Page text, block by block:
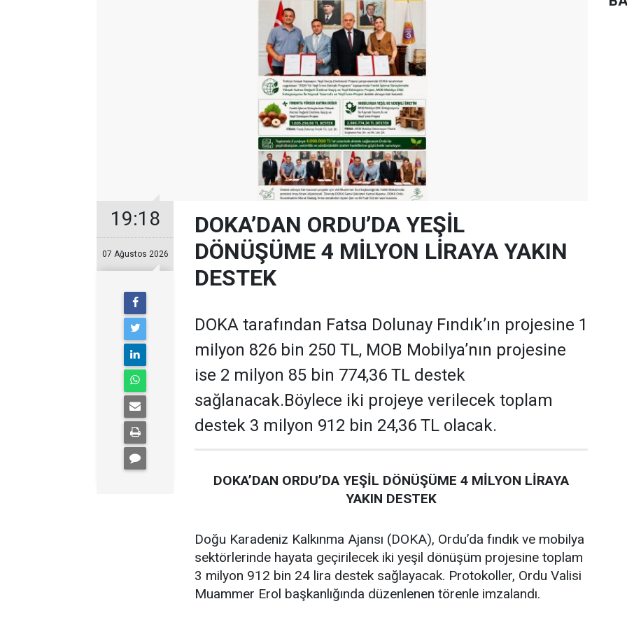
19:18
07 Ağustos 2026
DOKA’DAN ORDU’DA YEŞİL
DÖNÜŞÜME 4 MİLYON LİRAYA YAKIN
DESTEK
DOKA tarafından Fatsa Dolunay Fındık’ın projesine 1
milyon 826 bin 250 TL, MOB Mobilya’nın projesine
ise 2 milyon 85 bin 774,36 TL destek
sağlanacak.Böylece iki projeye verilecek toplam
destek 3 milyon 912 bin 24,36 TL olacak.
DOKA’DAN ORDU’DA YEŞİL DÖNÜŞÜME 4 MİLYON LİRAYA
YAKIN DESTEK
Doğu Karadeniz Kalkınma Ajansı (DOKA), Ordu’da fındık ve mobilya
sektörlerinde hayata geçirilecek iki yeşil dönüşüm projesine toplam
3 milyon 912 bin 24 lira destek sağlayacak. Protokoller, Ordu Valisi
Muammer Erol başkanlığında düzenlenen törenle imzalandı.